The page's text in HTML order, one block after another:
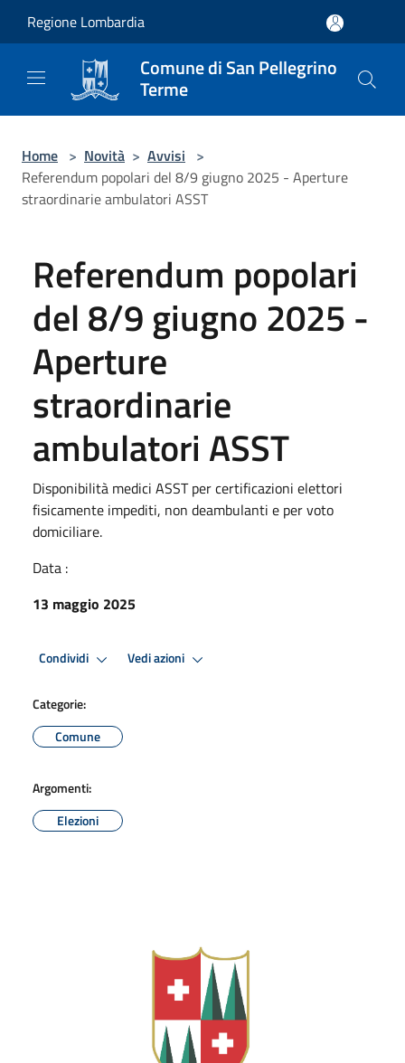
Regione Lombardia
Comune di San Pellegrino
Terme
Home > Novità > Avvisi >
Referendum popolari del 8/9 giugno 2025 - Aperture
straordinarie ambulatori ASST
Referendum popolari
del 8/9 giugno 2025 -
Aperture
straordinarie
ambulatori ASST
Disponibilità medici ASST per certificazioni elettori
fisicamente impediti, non deambulanti e per voto
domiciliare.
Data :
13 maggio 2025
Condividi Vedi azioni
Categorie:
Comune
Argomenti:
Elezioni